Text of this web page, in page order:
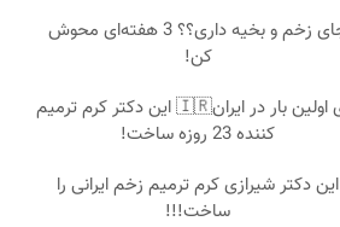
جای زخم و بخیه داری؟؟ 3 هفته‌ای محوش
کن!
برای اولین بار در ایران🇮🇷 این دکتر کرم ترمیم
کننده 23 روزه ساخت!
این دکتر شیرازی کرم ترمیم زخم ایرانی را
ساخت!!!